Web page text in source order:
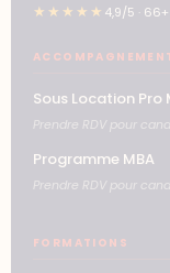
★★★★★ 4,9/5 ·
Sous Location Pro
Prendre RDV pour
Programme MBA
Prendre RDV pour
FORMATIONS